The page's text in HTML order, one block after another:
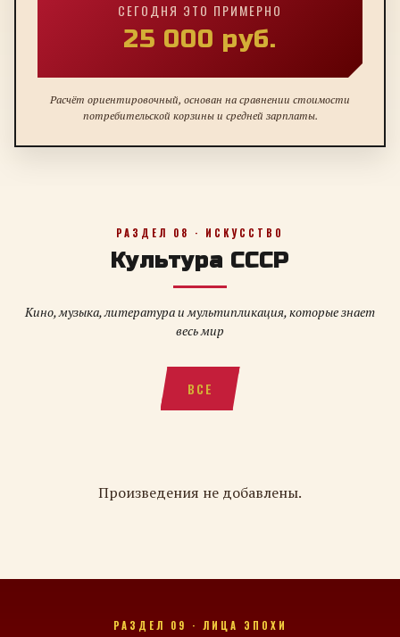
СЕГОДНЯ ЭТО ПРИМЕРНО
25 000 руб.
Расчёт ориентировочный, основан на сравнении стоимости
потребительской корзины и средней зарплаты.
РАЗДЕЛ 08 · ИСКУССТВО
Культура СССР
Кино, музыка, литература и мультипликация, которые знает
весь мир
ВСЕ
Произведения не добавлены.
РАЗДЕЛ 09 · ЛИЦА ЭПОХИ